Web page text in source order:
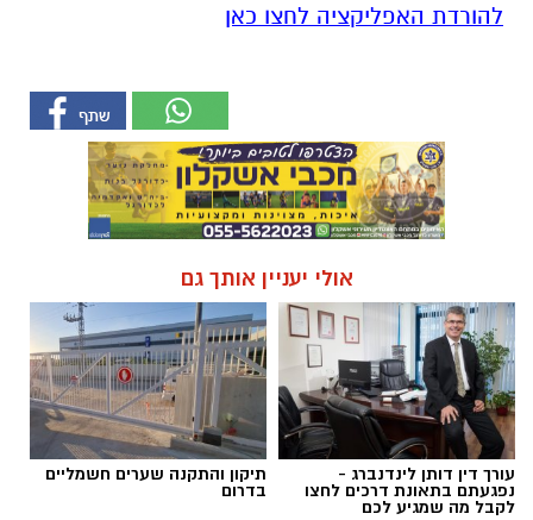
להורדת האפליקציה לחצו כאן
אולי יעניין אותך גם
עורך דין דותן לינדנברג -
נפגעתם בתאונת דרכים לחצו
לקבל מה שמגיע לכם
תיקון והתקנה שערים חשמליים
בדרום